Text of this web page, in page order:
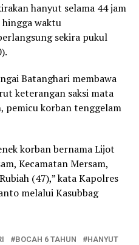
hanyut selama 44 jam
hingga waktu
sekira pukul
Batanghari membawa
keterangan saksi mata
pemicu korban tenggelam
korban bernama Lijot
Kecamatan Mersam,
(47),” kata Kapolres
melalui Kasubbag
BOCAH 6 TAHUN
HANYUT